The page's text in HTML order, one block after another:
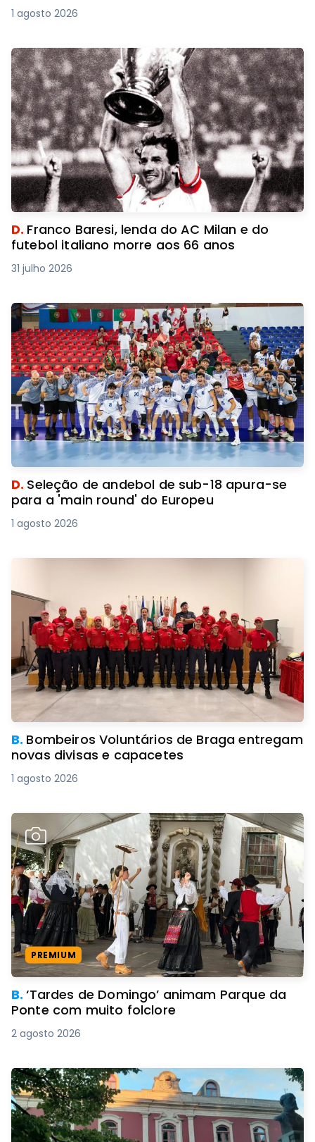
1 agosto 2026
D. Franco Baresi, lenda do AC Milan e do
futebol italiano morre aos 66 anos
31 julho 2026
D. Seleção de andebol de sub-18 apura-se
para a 'main round' do Europeu
1 agosto 2026
B. Bombeiros Voluntários de Braga entregam
novas divisas e capacetes
1 agosto 2026
PREMIUM
B.‘Tardes de Domingo’ animam Parque da
Ponte com muito folclore
2 agosto 2026